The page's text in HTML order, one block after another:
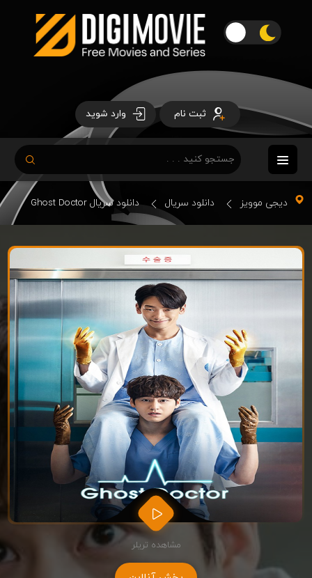
ثبت نام وارد شوید
دیجی موویز دانلود سریال دانلود سریال Ghost Doctor
مشاهده تریلر